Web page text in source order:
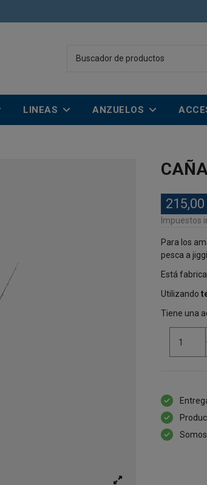
LINEAS ANZUELOS
215,00
Impuestos
Para los
pesca a
Está
Utilizando
Tiene una